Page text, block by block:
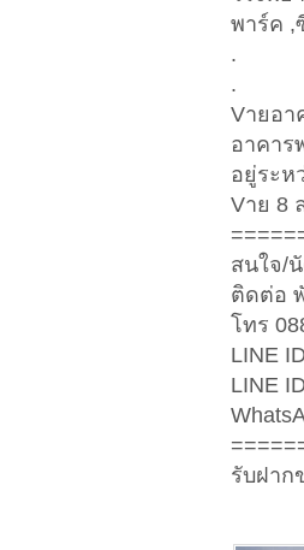
พาร์ค ,
.
.
Vายอา
อาคา
อยู่ระห
Vาย 8
สนใจ/
ติดต่อ
โทร
LINE
LINE
รับฝาก